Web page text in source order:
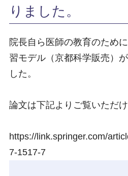
りました。
院長自ら医師の教育のため
習モデル（京都科学販売）
した。
論文は下記よりご覧いただけ
https://link.springer.com/
7-1517-7